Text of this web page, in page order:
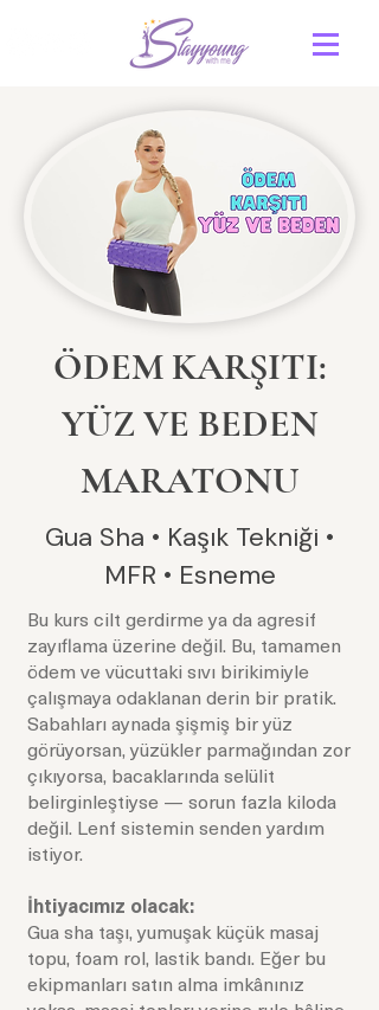
ÖDEM KARŞITI:
YÜZ VE BEDEN
MARATONU
Gua Sha • Kaşık Tekniği •
MFR • Esneme
Bu kurs cilt gerdirme ya da agresif
zayıflama üzerine değil. Bu, tamamen
ödem ve vücuttaki sıvı birikimiyle
çalışmaya odaklanan derin bir pratik.
Sabahları aynada şişmiş bir yüz
görüyorsan, yüzükler parmağından zor
çıkıyorsa, bacaklarında selülit
belirginleştiyse — sorun fazla kiloda
değil. Lenf sistemin senden yardım
istiyor.
İhtiyacımız olacak:
Gua sha taşı, yumuşak küçük masaj
topu, foam rol, lastik bandı. Eğer bu
ekipmanları satın alma imkânınız